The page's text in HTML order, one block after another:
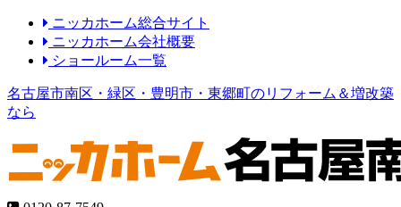
ニッカホーム総合サイト
ニッカホーム会社概要
ショールーム一覧
名古屋市南区・緑区・豊明市・東郷町のリフォーム＆増改築
なら